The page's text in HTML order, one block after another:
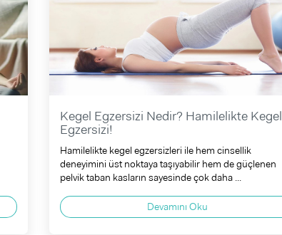
Kegel Egzersizi Nedir? Hamilelikte Kegel
Egzersizi!
Hamilelikte kegel egzersizleri ile hem cinsellik
deneyimini üst noktaya taşıyabilir hem de güçlenen
pelvik taban kasların sayesinde çok daha ...
Devamını Oku